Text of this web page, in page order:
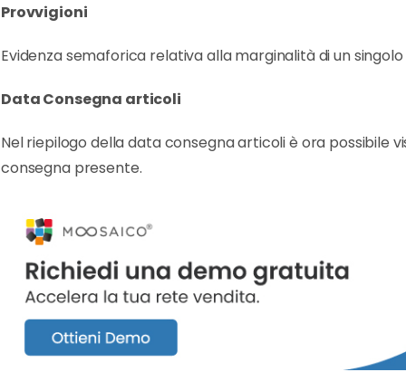
Provvigioni
Evidenza semaforica relativa alla marginalità di un
Data Consegna articoli
Nel riepilogo della data consegna articoli è ora possibile
consegna presente.